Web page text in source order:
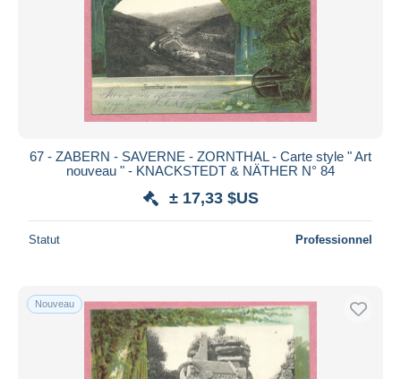
Appliquer
67 - ZABERN - SAVERNE - ZORNTHAL - Carte style " Art
nouveau " - KNACKSTEDT & NÄTHER N° 84
± 17,33 $US
Statut Professionnel
Nouveau